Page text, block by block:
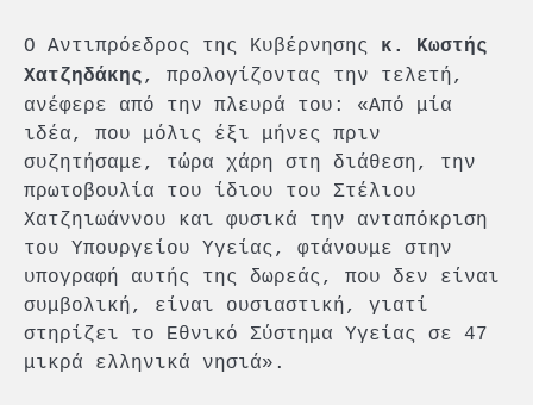
Ο Αντιπρόεδρος της Κυβέρνησης
κ. Κωστής
Χατζηδάκης, προλογίζοντας την τελετή,
ανέφερε από την πλευρά του: «Από μία
ιδέα, που μόλις έξι μήνες πριν
συζητήσαμε, τώρα χάρη στη διάθεση, την
πρωτοβουλία του ίδιου του Στέλιου
Χατζηιωάννου και φυσικά την ανταπόκριση
του Υπουργείου Υγείας, φτάνουμε στην
υπογραφή αυτής της δωρεάς, που δεν είναι
συμβολική, είναι ουσιαστική, γιατί
στηρίζει το Εθνικό Σύστημα Υγείας σε 47
μικρά ελληνικά νησιά».